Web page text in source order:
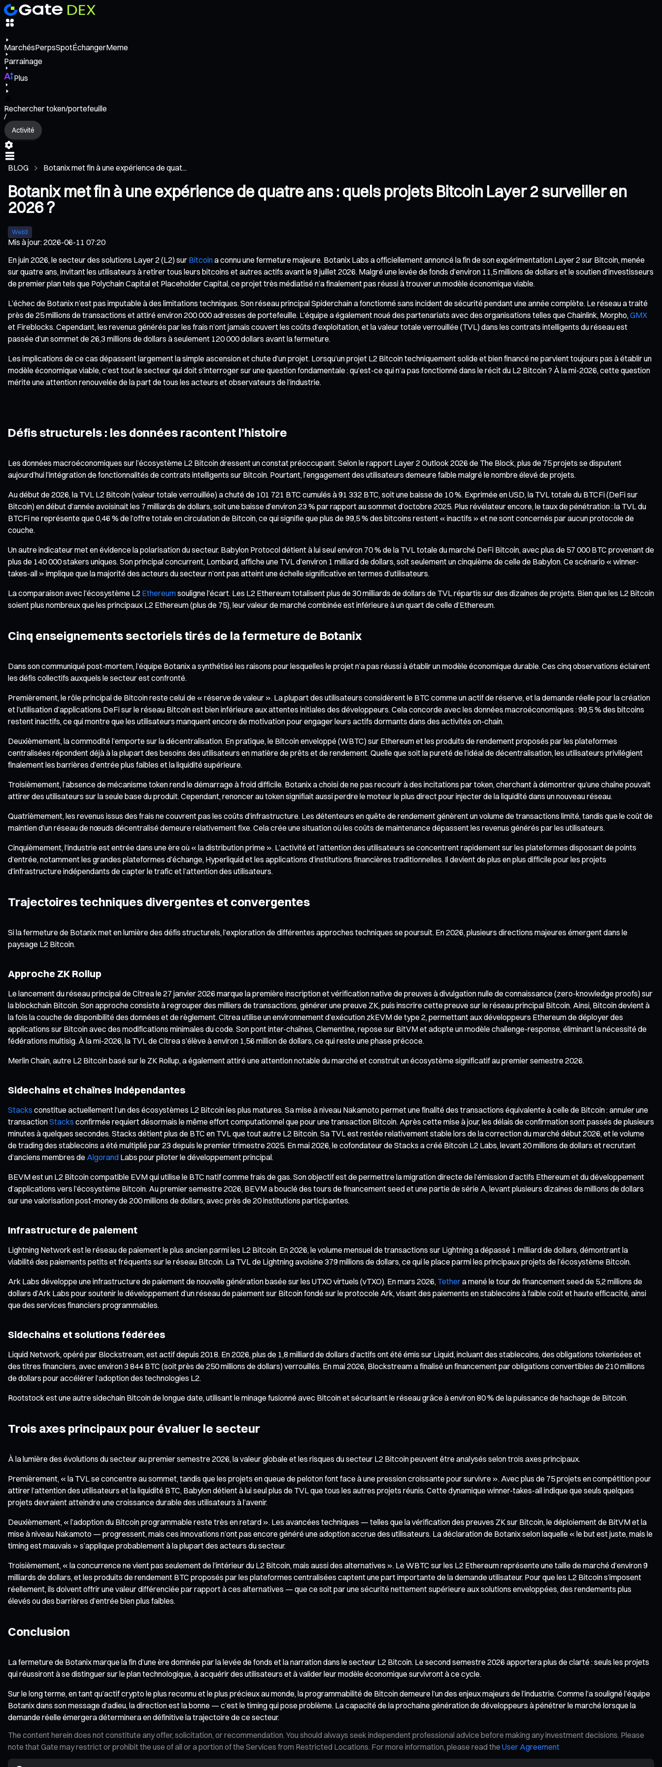
MarchésPerpsSpotÉchangerMeme
Parrainage
Plus
Rechercher token/portefeuille
/
Activité
BLOG Botanix met fin à une expérience de quat...
Botanix met fin à une expérience de quatre ans : quels projets Bitcoin Layer 2 surveiller en
2026 ?
Web3
Mis à jour:2026-06-11 07:20
En juin 2026, le secteur des solutions Layer 2 (L2) sur Bitcoina connu une fermeture majeure. Botanix Labs a officiellement annoncé la fin de son expérimentation Layer 2 sur Bitcoin, menée
sur quatre ans, invitant les utilisateurs à retirer tous leurs bitcoins et autres actifs avant le 9 juillet 2026. Malgré une levée de fonds d’environ 11,5 millions de dollars et le soutien d’investisseurs
de premier plan tels que Polychain Capital et Placeholder Capital, ce projet très médiatisé n’a finalement pas réussi à trouver un modèle économique viable.
L’échec de Botanix n’est pas imputable à des limitations techniques. Son réseau principal Spiderchain a fonctionné sans incident de sécurité pendant une année complète. Le réseau a traité
près de 25 millions de transactions et attiré environ 200 000 adresses de portefeuille. L’équipe a également noué des partenariats avec des organisations telles que Chainlink, Morpho, GMX
et Fireblocks. Cependant, les revenus générés par les frais n’ont jamais couvert les coûts d’exploitation, et la valeur totale verrouillée (TVL) dans les contrats intelligents du réseau est
passée d’un sommet de 26,3 millions de dollars à seulement 120 000 dollars avant la fermeture.
Les implications de ce cas dépassent largement la simple ascension et chute d’un projet. Lorsqu’un projet L2 Bitcoin techniquement solide et bien financé ne parvient toujours pas à établir un
modèle économique viable, c’est tout le secteur qui doit s’interroger sur une question fondamentale : qu’est-ce qui n’a pas fonctionné dans le récit du L2 Bitcoin ? À la mi-2026, cette question
mérite une attention renouvelée de la part de tous les acteurs et observateurs de l’industrie.
Défis structurels : les données racontent l’histoire
Les données macroéconomiques sur l’écosystème L2 Bitcoin dressent un constat préoccupant. Selon le rapport Layer 2 Outlook 2026 de The Block, plus de 75 projets se disputent
aujourd’hui l’intégration de fonctionnalités de contrats intelligents sur Bitcoin. Pourtant, l’engagement des utilisateurs demeure faible malgré le nombre élevé de projets.
Au début de 2026, la TVL L2 Bitcoin (valeur totale verrouillée) a chuté de 101 721 BTC cumulés à 91 332 BTC, soit une baisse de 10 %. Exprimée en USD, la TVL totale du BTCFi (DeFi sur
Bitcoin) en début d’année avoisinait les 7 milliards de dollars, soit une baisse d’environ 23 % par rapport au sommet d’octobre 2025. Plus révélateur encore, le taux de pénétration : la TVL du
BTCFi ne représente que 0,46 % de l’offre totale en circulation de Bitcoin, ce qui signifie que plus de 99,5 % des bitcoins restent « inactifs » et ne sont concernés par aucun protocole de
couche.
Un autre indicateur met en évidence la polarisation du secteur. Babylon Protocol détient à lui seul environ 70 % de la TVL totale du marché DeFi Bitcoin, avec plus de 57 000 BTC provenant de
plus de 140 000 stakers uniques. Son principal concurrent, Lombard, affiche une TVL d’environ 1 milliard de dollars, soit seulement un cinquième de celle de Babylon. Ce scénario « winner-
takes-all » implique que la majorité des acteurs du secteur n’ont pas atteint une échelle significative en termes d’utilisateurs.
La comparaison avec l’écosystème L2 Ethereumsouligne l’écart. Les L2 Ethereum totalisent plus de 30 milliards de dollars de TVL répartis sur des dizaines de projets. Bien que les L2 Bitcoin
soient plus nombreux que les principaux L2 Ethereum (plus de 75), leur valeur de marché combinée est inférieure à un quart de celle d’Ethereum.
Cinq enseignements sectoriels tirés de la fermeture de Botanix
Dans son communiqué post-mortem, l’équipe Botanix a synthétisé les raisons pour lesquelles le projet n’a pas réussi à établir un modèle économique durable. Ces cinq observations éclairent
les défis collectifs auxquels le secteur est confronté.
Premièrement, le rôle principal de Bitcoin reste celui de « réserve de valeur ». La plupart des utilisateurs considèrent le BTC comme un actif de réserve, et la demande réelle pour la création
et l’utilisation d’applications DeFi sur le réseau Bitcoin est bien inférieure aux attentes initiales des développeurs. Cela concorde avec les données macroéconomiques : 99,5 % des bitcoins
restent inactifs, ce qui montre que les utilisateurs manquent encore de motivation pour engager leurs actifs dormants dans des activités on-chain.
Deuxièmement, la commodité l’emporte sur la décentralisation. En pratique, le Bitcoin enveloppé (WBTC) sur Ethereum et les produits de rendement proposés par les plateformes
centralisées répondent déjà à la plupart des besoins des utilisateurs en matière de prêts et de rendement. Quelle que soit la pureté de l’idéal de décentralisation, les utilisateurs privilégient
finalement les barrières d’entrée plus faibles et la liquidité supérieure.
Troisièmement, l’absence de mécanisme token rend le démarrage à froid difficile. Botanix a choisi de ne pas recourir à des incitations par token, cherchant à démontrer qu’une chaîne pouvait
attirer des utilisateurs sur la seule base du produit. Cependant, renoncer au token signifiait aussi perdre le moteur le plus direct pour injecter de la liquidité dans un nouveau réseau.
Quatrièmement, les revenus issus des frais ne couvrent pas les coûts d’infrastructure. Les détenteurs en quête de rendement génèrent un volume de transactions limité, tandis que le coût de
maintien d’un réseau de nœuds décentralisé demeure relativement fixe. Cela crée une situation où les coûts de maintenance dépassent les revenus générés par les utilisateurs.
Cinquièmement, l’industrie est entrée dans une ère où « la distribution prime ». L’activité et l’attention des utilisateurs se concentrent rapidement sur les plateformes disposant de points
d’entrée, notamment les grandes plateformes d’échange, Hyperliquid et les applications d’institutions financières traditionnelles. Il devient de plus en plus difficile pour les projets
d’infrastructure indépendants de capter le trafic et l’attention des utilisateurs.
Trajectoires techniques divergentes et convergentes
Si la fermeture de Botanix met en lumière des défis structurels, l’exploration de différentes approches techniques se poursuit. En 2026, plusieurs directions majeures émergent dans le
paysage L2 Bitcoin.
Approche ZK Rollup
Le lancement du réseau principal de Citrea le 27 janvier 2026 marque la première inscription et vérification native de preuves à divulgation nulle de connaissance (zero-knowledge proofs) sur
la blockchain Bitcoin. Son approche consiste à regrouper des milliers de transactions, générer une preuve ZK, puis inscrire cette preuve sur le réseau principal Bitcoin. Ainsi, Bitcoin devient à
la fois la couche de disponibilité des données et de règlement. Citrea utilise un environnement d’exécution zkEVM de type 2, permettant aux développeurs Ethereum de déployer des
applications sur Bitcoin avec des modifications minimales du code. Son pont inter-chaînes, Clementine, repose sur BitVM et adopte un modèle challenge-response, éliminant la nécessité de
fédérations multisig. À la mi-2026, la TVL de Citrea s’élève à environ 1,56 million de dollars, ce qui reste une phase précoce.
Merlin Chain, autre L2 Bitcoin basé sur le ZK Rollup, a également attiré une attention notable du marché et construit un écosystème significatif au premier semestre 2026.
Sidechains et chaînes indépendantes
Stacks constitue actuellement l’un des écosystèmes L2 Bitcoin les plus matures. Sa mise à niveau Nakamoto permet une finalité des transactions équivalente à celle de Bitcoin : annuler une
transactionStacks confirmée requiert désormais le même effort computationnel que pour une transaction Bitcoin. Après cette mise à jour, les délais de confirmation sont passés de plusieurs
minutes à quelques secondes. Stacks détient plus de BTC en TVL que tout autre L2 Bitcoin. Sa TVL est restée relativement stable lors de la correction du marché début 2026, et le volume
de trading des stablecoins a été multiplié par 23 depuis le premier trimestre 2025. En mai 2026, le cofondateur de Stacks a créé Bitcoin L2 Labs, levant 20 millions de dollars et recrutant
d’anciens membres de Algorand Labs pour piloter le développement principal.
BEVM est un L2 Bitcoin compatible EVM qui utilise le BTC natif comme frais de gas. Son objectif est de permettre la migration directe de l’émission d’actifs Ethereum et du développement
d’applications vers l’écosystème Bitcoin. Au premier semestre 2026, BEVM a bouclé des tours de financement seed et une partie de série A, levant plusieurs dizaines de millions de dollars
sur une valorisation post-money de 200 millions de dollars, avec près de 20 institutions participantes.
Infrastructure de paiement
Lightning Network est le réseau de paiement le plus ancien parmi les L2 Bitcoin. En 2026, le volume mensuel de transactions sur Lightning a dépassé 1 milliard de dollars, démontrant la
viabilité des paiements petits et fréquents sur le réseau Bitcoin. La TVL de Lightning avoisine 379 millions de dollars, ce qui le place parmi les principaux projets de l’écosystème Bitcoin.
Ark Labs développe une infrastructure de paiement de nouvelle génération basée sur les UTXO virtuels (vTXO). En mars 2026, Tethera mené le tour de financement seed de 5,2 millions de
dollars d’Ark Labs pour soutenir le développement d’un réseau de paiement sur Bitcoin fondé sur le protocole Ark, visant des paiements en stablecoins à faible coût et haute efficacité, ainsi
que des services financiers programmables.
Sidechains et solutions fédérées
Liquid Network, opéré par Blockstream, est actif depuis 2018. En 2026, plus de 1,8 milliard de dollars d’actifs ont été émis sur Liquid, incluant des stablecoins, des obligations tokenisées et
des titres financiers, avec environ 3 844 BTC (soit près de 250 millions de dollars) verrouillés. En mai 2026, Blockstream a finalisé un financement par obligations convertibles de 210 millions
de dollars pour accélérer l’adoption des technologies L2.
Rootstock est une autre sidechain Bitcoin de longue date, utilisant le minage fusionné avec Bitcoin et sécurisant le réseau grâce à environ 80 % de la puissance de hachage de Bitcoin.
Trois axes principaux pour évaluer le secteur
À la lumière des évolutions du secteur au premier semestre 2026, la valeur globale et les risques du secteur L2 Bitcoin peuvent être analysés selon trois axes principaux.
Premièrement, « la TVL se concentre au sommet, tandis que les projets en queue de peloton font face à une pression croissante pour survivre ». Avec plus de 75 projets en compétition pour
attirer l’attention des utilisateurs et la liquidité BTC, Babylon détient à lui seul plus de TVL que tous les autres projets réunis. Cette dynamique winner-takes-all indique que seuls quelques
projets devraient atteindre une croissance durable des utilisateurs à l’avenir.
Deuxièmement, « l’adoption du Bitcoin programmable reste très en retard ». Les avancées techniques — telles que la vérification des preuves ZK sur Bitcoin, le déploiement de BitVM et la
mise à niveau Nakamoto — progressent, mais ces innovations n’ont pas encore généré une adoption accrue des utilisateurs. La déclaration de Botanix selon laquelle « le but est juste, mais le
timing est mauvais » s’applique probablement à la plupart des acteurs du secteur.
Troisièmement, « la concurrence ne vient pas seulement de l’intérieur du L2 Bitcoin, mais aussi des alternatives ». Le WBTC sur les L2 Ethereum représente une taille de marché d’environ 9
milliards de dollars, et les produits de rendement BTC proposés par les plateformes centralisées captent une part importante de la demande utilisateur. Pour que les L2 Bitcoin s’imposent
réellement, ils doivent offrir une valeur différenciée par rapport à ces alternatives — que ce soit par une sécurité nettement supérieure aux solutions enveloppées, des rendements plus
élevés ou des barrières d’entrée bien plus faibles.
Conclusion
La fermeture de Botanix marque la fin d’une ère dominée par la levée de fonds et la narration dans le secteur L2 Bitcoin. Le second semestre 2026 apportera plus de clarté : seuls les projets
qui réussiront à se distinguer sur le plan technologique, à acquérir des utilisateurs et à valider leur modèle économique survivront à ce cycle.
Sur le long terme, en tant qu’actif crypto le plus reconnu et le plus précieux au monde, la programmabilité de Bitcoin demeure l’un des enjeux majeurs de l’industrie. Comme l’a souligné l’équipe
Botanix dans son message d’adieu, la direction est la bonne — c’est le timing qui pose problème. La capacité de la prochaine génération de développeurs à pénétrer le marché lorsque la
demande réelle émergera déterminera en définitive la trajectoire de ce secteur.
The content herein does not constitute any offer, solicitation, or recommendation. You should always seek independent professional advice before making any investment decisions. Please
note that Gate may restrict or prohibit the use of all or a portion of the Services from Restricted Locations. For more information, please read the User Agreement